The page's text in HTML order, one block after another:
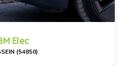
Elec
(54850)